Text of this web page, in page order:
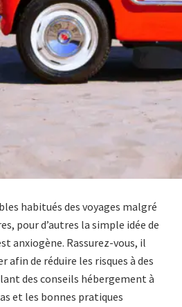
habitués des voyages malgré
pour d’autres la simple idée de
anxiogène. Rassurez-vous, il
afin de réduire les risques à des
des conseils hébergement à
et les bonnes pratiques